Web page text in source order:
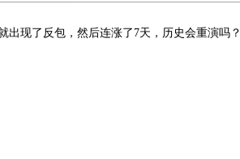
出现了反包，然后连涨了7天，历史会重演吗？